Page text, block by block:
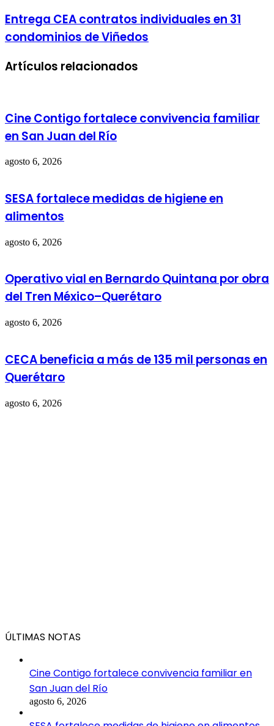
Entrega CEA contratos individuales en 31
condominios de Viñedos
Artículos relacionados
Cine Contigo fortalece convivencia familiar
en San Juan del Río
agosto 6, 2026
SESA fortalece medidas de higiene en
alimentos
agosto 6, 2026
Operativo vial en Bernardo Quintana por obra
del Tren México–Querétaro
agosto 6, 2026
CECA beneficia a más de 135 mil personas en
Querétaro
agosto 6, 2026
ÚLTIMAS NOTAS
Cine Contigo fortalece convivencia familiar en
San Juan del Río
agosto 6, 2026